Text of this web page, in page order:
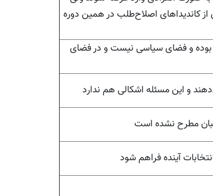
کاندیداهای اصلاح‌طلب در همین دوره
بوده و فضای سیاسی نیست و در فضای
و این مسئله اشکالی هم ندارد
مطرح نشده است
آینده فراهم شود